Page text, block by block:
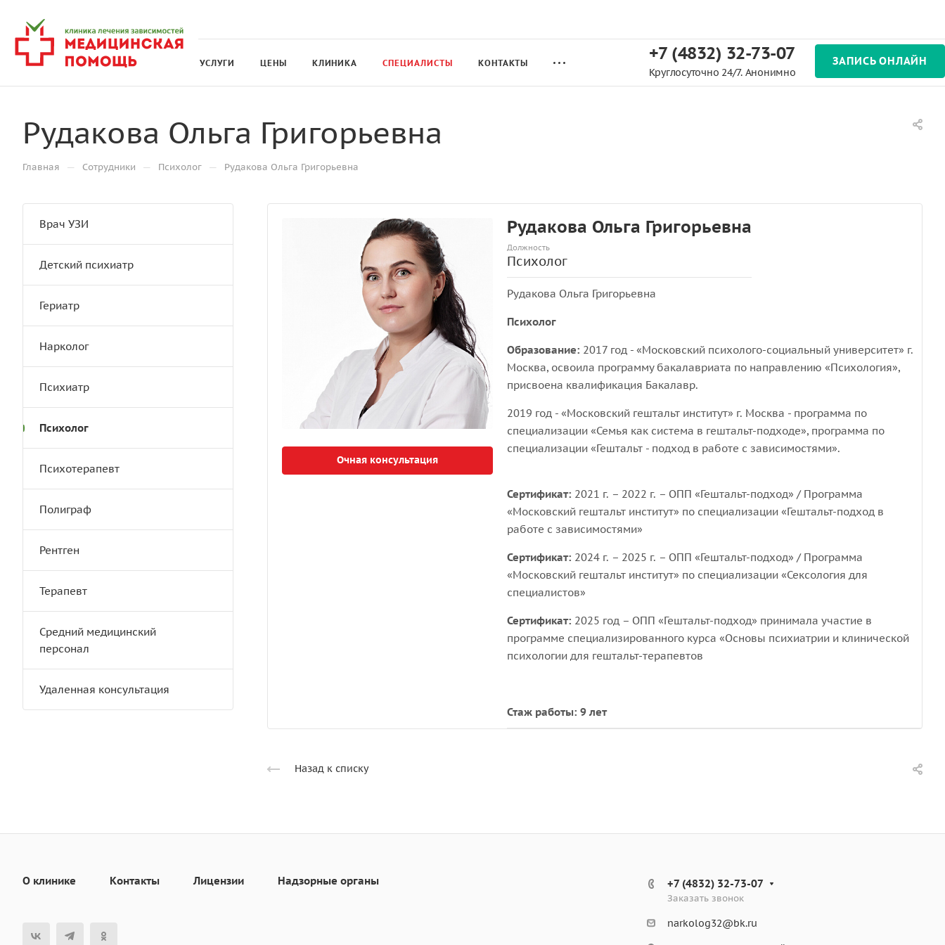
УСЛУГИ ЦЕНЫ КЛИНИКА СПЕЦИАЛИСТЫ КОНТАКТЫ +7 (4832) 32-73-07
Круглосуточно 24/7. Анонимно
ЗАПИСЬ ОНЛАЙН
Рудакова Ольга Григорьевна
Главная — Сотрудники — Психолог — Рудакова Ольга Григорьевна
Очная консультация
Рудакова Ольга Григорьевна
Должность
Психолог
Рудакова Ольга Григорьевна
Психолог
Образование: 2017 год - «Московский психолого-социальный университет» г.
Москва, освоила программу бакалавриата по направлению «Психология»,
присвоена квалификация Бакалавр.
2019 год - «Московский гештальт институт» г. Москва - программа по
специализации «Семья как система в гештальт-подходе», программа по
специализации «Гештальт - подход в работе с зависимостями».
Сертификат: 2021 г. – 2022 г. – ОПП «Гештальт-подход» / Программа
«Московский гештальт институт» по специализации «Гештальт-подход в
работе с зависимостями»
Сертификат: 2024 г. – 2025 г. – ОПП «Гештальт-подход» / Программа
«Московский гештальт институт» по специализации «Сексология для
специалистов»
Сертификат: 2025 год – ОПП «Гештальт-подход» принимала участие в
программе специализированного курса «Основы психиатрии и клинической
психологии для гештальт-терапевтов
Стаж работы: 9 лет
Назад к списку
Врач УЗИ
Детский психиатр
Гериатр
Нарколог
Психиатр
Психолог
Психотерапевт
Полиграф
Рентген
Терапевт
Средний медицинский
персонал
Удаленная консультация
О клинике Контакты Лицензии Надзорные органы +7 (4832) 32-73-07
Заказать звонок
narkolog32@bk.ru